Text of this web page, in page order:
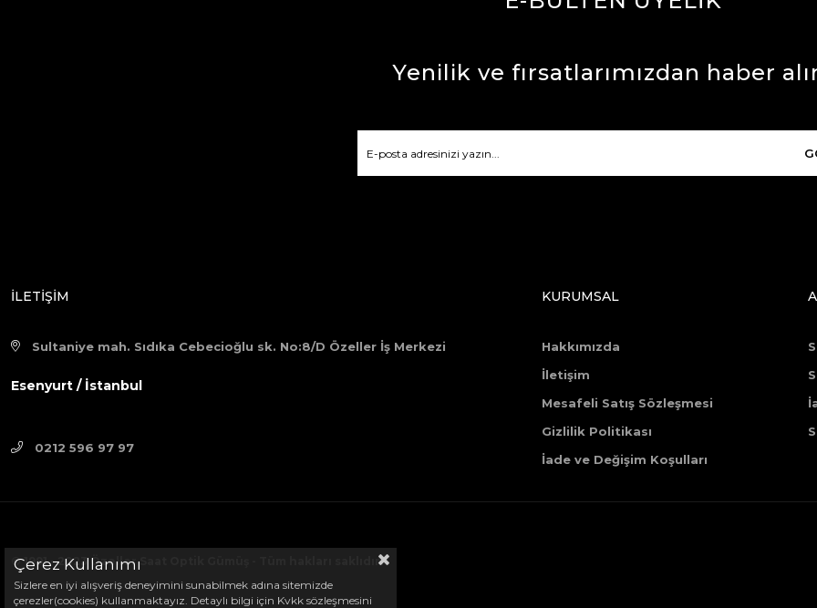
Yenilik ve fırsatlarımızdan haber
İLETİŞİM
Sultaniye mah. Sıdıka Cebecioğlu sk. No:8/D Özeller İş Merkezi
Esenyurt / İstanbul
0212 596 97 97
KURUMSAL
Hakkımızda
İletişim
Mesafeli Satış Sözleşmesi
Gizlilik Politikası
İade ve Değişim Koşulları
© 1991 - 2023 Özeller Saat Optik Gümüş - Tüm hakları saklıdır.
Çerez Kullanımı
Sizlere en iyi alışveriş deneyimini sunabilmek adına sitemizde
çerezler(cookies) kullanmaktayız. Detaylı bilgi için Kvkk sözleşmesini